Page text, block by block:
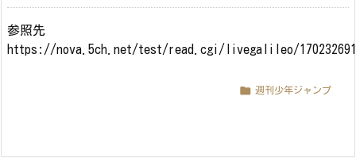
参照先
https://nova.5ch.net/test/read.cgi/livegalileo/
 週刊少年ジャンプ